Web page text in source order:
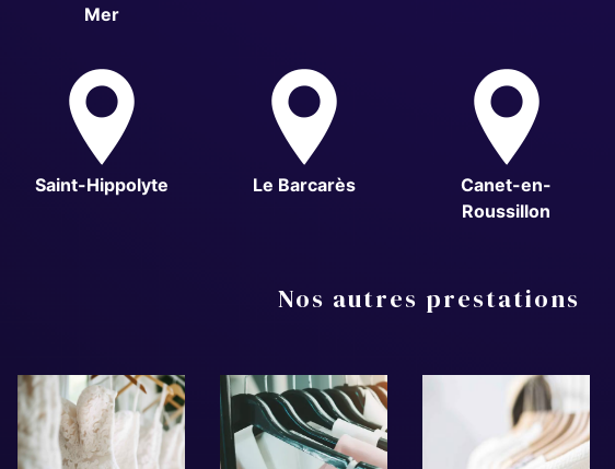
Mer
Saint-Hippolyte Le Barcarès
Canet-en-
Roussillon
Nos autres prestations